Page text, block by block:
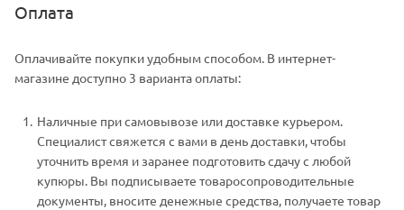
Оплата
Оплачивайте покупки удобным способом. В интернет-
магазине доступно 3 варианта оплаты:
Наличные при самовывозе или доставке курьером.
Специалист свяжется с вами в день доставки, чтобы
уточнить время и заранее подготовить сдачу с любой
купюры. Вы подписываете товаросопроводительные
документы, вносите денежные средства, получаете товар